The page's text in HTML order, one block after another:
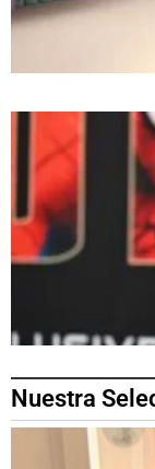
Nuestra